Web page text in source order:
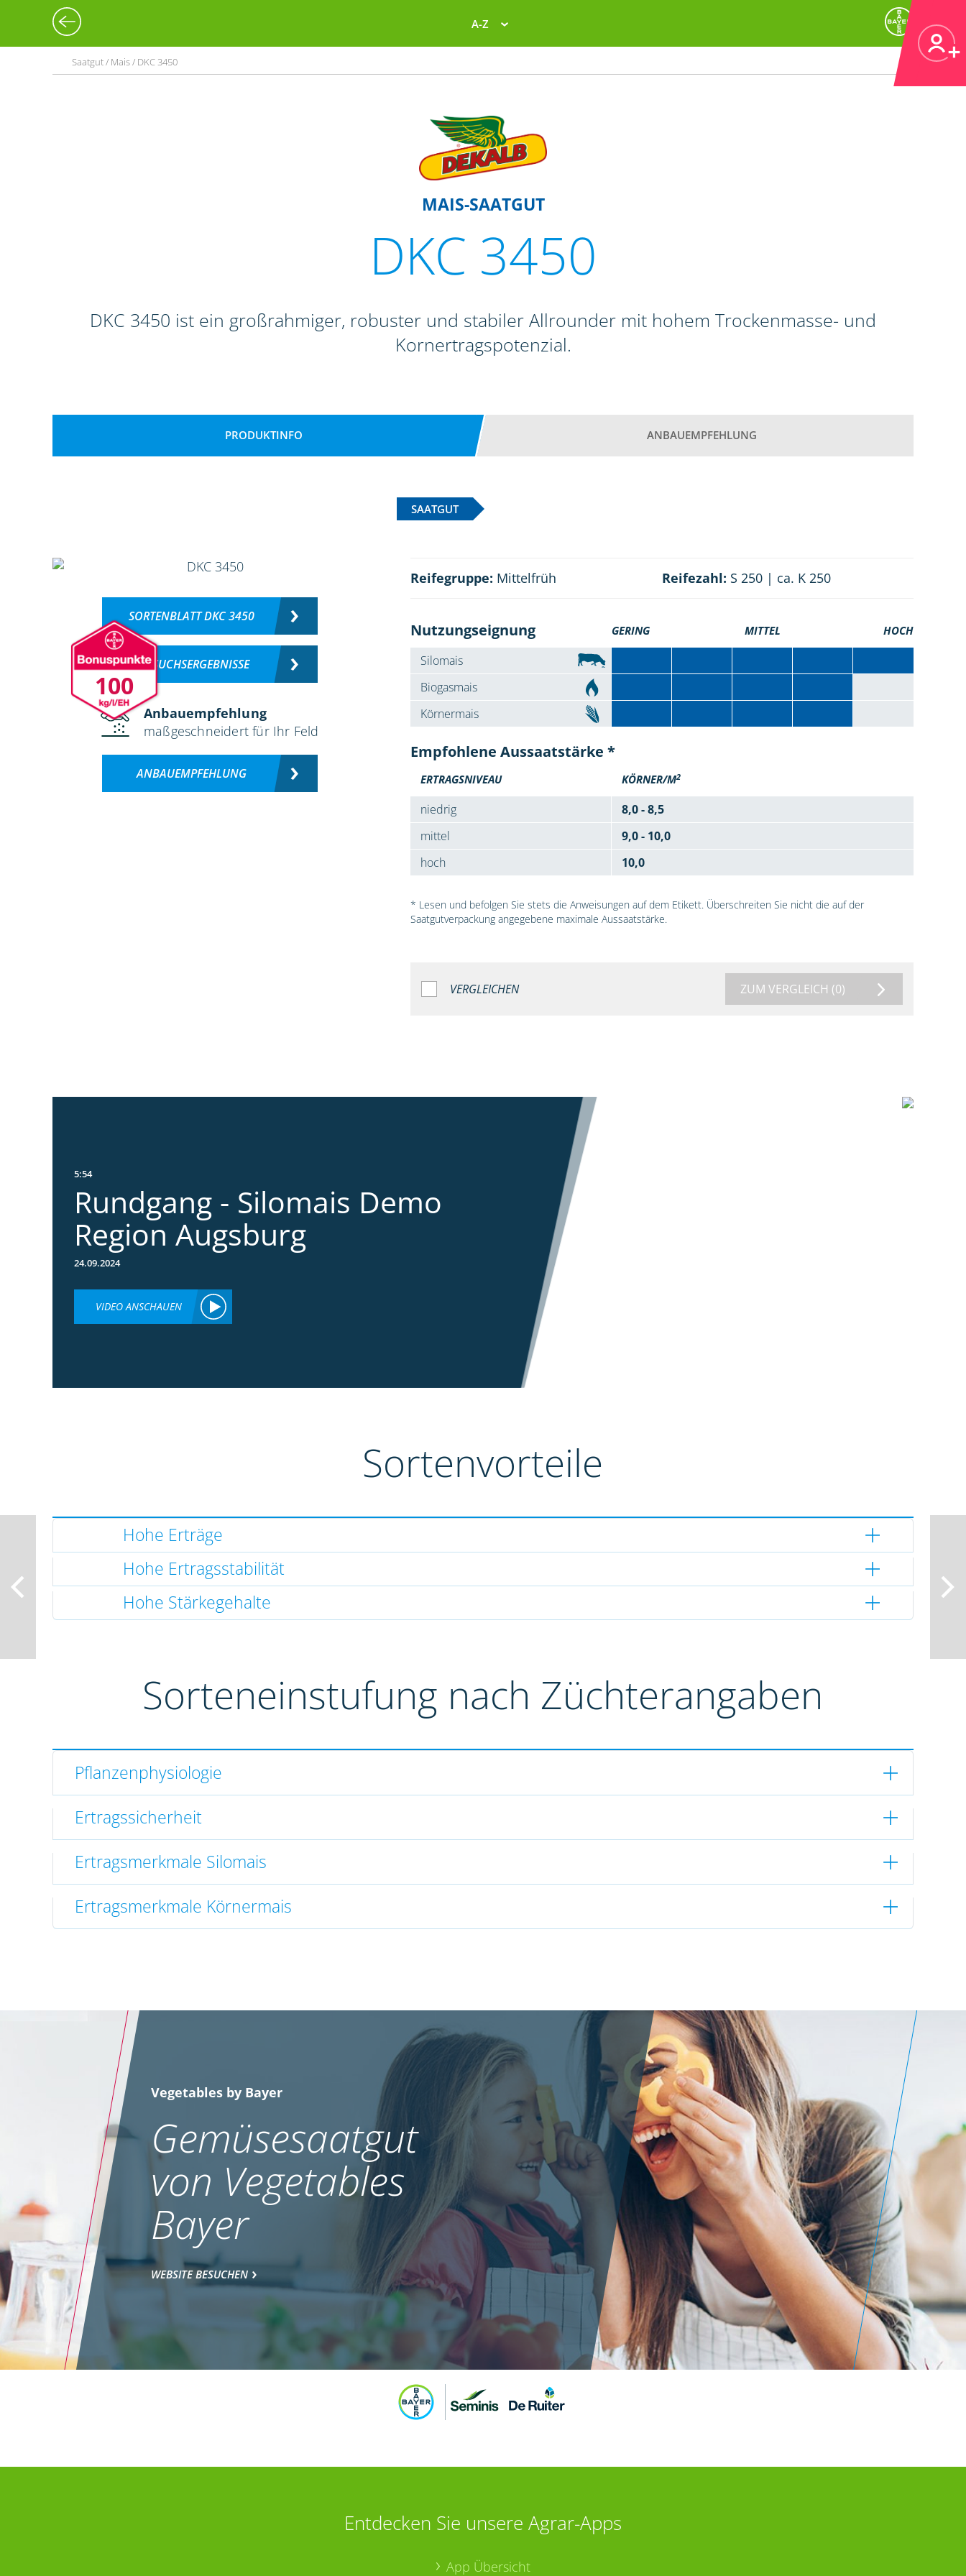
A-Z
Saatgut / Mais / DKC 3450
MAIS-SAATGUT
DKC 3450
DKC 3450 ist ein großrahmiger, robuster und stabiler Allrounder mit hohem Trockenmasse- und
Kornertragspotenzial.
PRODUKTINFO ANBAUEMPFEHLUNG
SAATGUT
100
SORTENBLATT DKC 3450
VERSUCHSERGEBNISSE
Anbauempfehlung
maßgeschneidert für Ihr Feld
ANBAUEMPFEHLUNG
Reifegruppe: Mittelfrüh Reifezahl: S 250 | ca. K 250
Nutzungseignung GERING MITTEL HOCH
Silomais
Biogasmais
Körnermais
Empfohlene Aussaatstärke *
ERTRAGSNIVEAU KÖRNER/M2
niedrig
8,0 - 8,5
mittel
9,0 - 10,0
hoch
10,0
* Lesen und befolgen Sie stets die Anweisungen auf dem Etikett. Überschreiten Sie nicht die auf der
Saatgutverpackung angegebene maximale Aussaatstärke.
VERGLEICHEN ZUM VERGLEICH (0)
5:54
Rundgang - Silomais Demo
Region Augsburg
24.09.2024
VIDEO ANSCHAUEN
Sortenvorteile
Hohe Erträge
Hohe Ertragsstabilität
Hohe Stärkegehalte
Sorteneinstufung nach Züchterangaben
Pflanzenphysiologie
Ertragssicherheit
Ertragsmerkmale Silomais
Ertragsmerkmale Körnermais
Vegetables by Bayer
Gemüsesaatgut
von Vegetables
Bayer
WEBSITE BESUCHEN
Entdecken Sie unsere Agrar-Apps
App Übersicht